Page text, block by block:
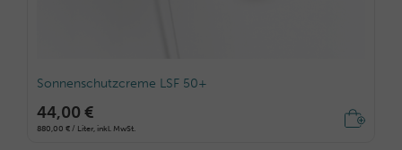
Sonnenschutzcreme LSF 50+
44,00 €
880,00 € / Liter, inkl. MwSt.